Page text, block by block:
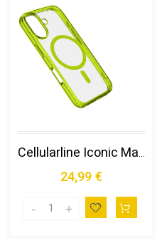
Cellularline Iconic Mag - Iphone 16 Custodia Trasparente con Bordi Colorati Compatibile con Ecosistema Magsafe
24,99 €